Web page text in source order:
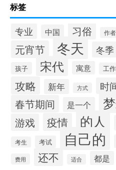
标签
专业 中国 习俗 作者
元宵节 冬天 冬季
孩子 宋代 寓意 工作
攻略 新年 方式 时
春节期间 是一个
游戏 疫情 的人
考生 考试 自己的
费用 还不 适合 都是